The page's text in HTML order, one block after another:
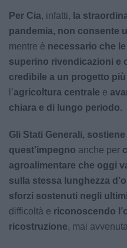
Per Cia, infatti, la
pandemia, non consente
mentre è necessario che
superino rivendicazioni e
credibile a un progetto
l’agricoltura centrale e
chiara e di lungo periodo.
Gli Stati Generali,
quest’impegno anche per
agroalimentare che oggi
sulla stessa lunghezza
sforzi sostenuti negli
difficoltà e riconoscendo
ricostruzione, mai